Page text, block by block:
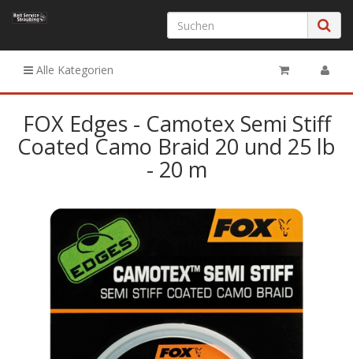
Alle Kategorien
FOX Edges - Camotex Semi Stiff
Coated Camo Braid 20 und 25 lb
- 20 m